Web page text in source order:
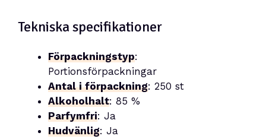
Tekniska specifikationer
Förpackningstyp:
Portionsförpackningar
Antal i förpackning: 250 st
Alkoholhalt: 85 %
Parfymfri: Ja
Hudvänlig: Ja